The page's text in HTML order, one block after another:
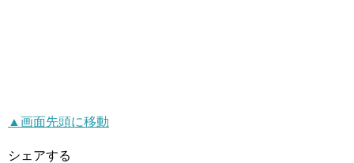
▲画面先頭に移動
シェアする